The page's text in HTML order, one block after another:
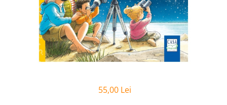
Știință si natură
55,00 Lei